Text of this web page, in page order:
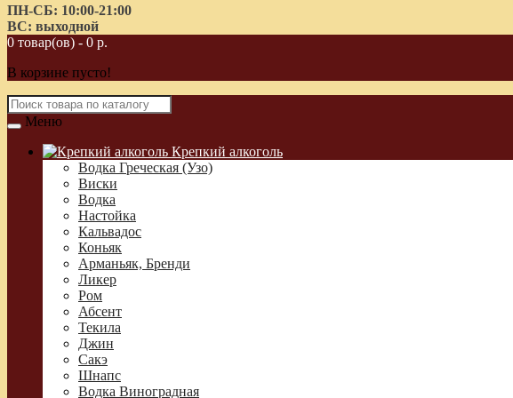
ПН-СБ: 10:00-21:00
ВС: выходной
0 товар(ов) - 0 р.
В корзине пусто!
Меню
Крепкий алкоголь
Водка Греческая (Узо)
Виски
Водка
Настойка
Кальвадос
Коньяк
Арманьяк, Бренди
Ликер
Ром
Абсент
Текила
Джин
Сакэ
Шнапс
Водка Виноградная